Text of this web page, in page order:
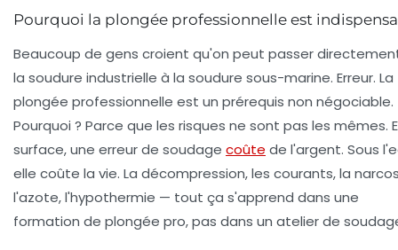
Pourquoi la plongée professionnelle est
Beaucoup de gens croient qu'on peut passer
la soudure industrielle à la soudure sous-marine. Erreur. La
plongée professionnelle est un prérequis non négociable.
Pourquoi ? Parce que les risques ne sont pas les mêmes.
surface, une erreur de soudage coûte de l'argent. Sous
elle coûte la vie. La décompression, les courants, la
l'azote, l'hypothermie — tout ça s'apprend dans une
formation de plongée pro, pas dans un atelier de